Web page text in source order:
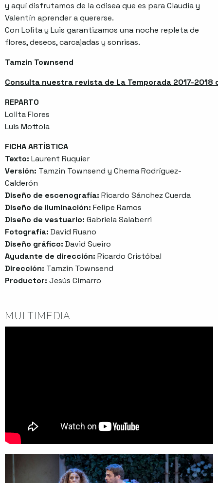
y aquí disfrutamos de la odisea que es para Claudia y
Valentín aprender a quererse.
Con Lolita y Luis garantizamos una noche repleta de
flores, deseos, carcajadas y sonrisas.
Tamzin Townsend
Consulta nuestra revista de La Temporada 2017-
REPARTO
Lolita Flores
Luis Mottola
FICHA ARTÍSTICA
Texto: Laurent Ruquier
Versión: Tamzin Townsend y Chema Rodríguez-
Calderón
Diseño de escenografía: Ricardo Sánchez Cuerda
Diseño de iluminación: Felipe Ramos
Diseño de vestuario: Gabriela Salaberri
Fotografía: David Ruano
Diseño gráfico: David Sueiro
Ayudante de dirección: Ricardo Cristóbal
Dirección: Tamzin Townsend
Productor: Jesús Cimarro
MULTIMEDIA